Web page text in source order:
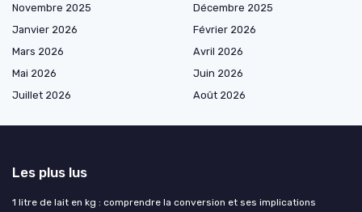
Novembre 2025
Décembre 2025
Janvier 2026
Février 2026
Mars 2026
Avril 2026
Mai 2026
Juin 2026
Juillet 2026
Août 2026
Les plus lus
1 litre de lait en kg : comprendre la conversion et ses implications